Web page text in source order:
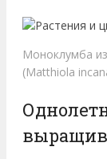
Моноклумба
(Matthiola